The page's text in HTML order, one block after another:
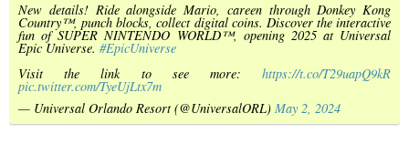
New details! Ride alongside Mario, careen through Donkey Kong
Country™, punch blocks, collect digital coins. Discover the interactive
fun of SUPER NINTENDO WORLD™, opening 2025 at Universal
Epic Universe. #EpicUniverse
Visit the link to see more: https://t.co/T29uapQ9kR
pic.twitter.com/TyeUjLtx7m
— Universal Orlando Resort (@UniversalORL) May 2, 2024